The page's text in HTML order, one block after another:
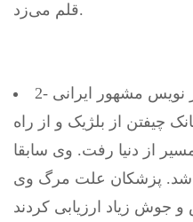
قلم می‌زد.
2- سید ابراهیم نبوی، طنز نویس مشهور ایرانی
چیفتن از بلژیک و از راه
از دنیا رفت. وی سابقا
شد. پزشکان علت مرگ وی